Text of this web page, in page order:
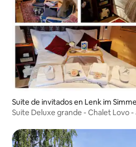
Suite de invitados en Lenk im
Suite Deluxe grande - Chalet Lovo